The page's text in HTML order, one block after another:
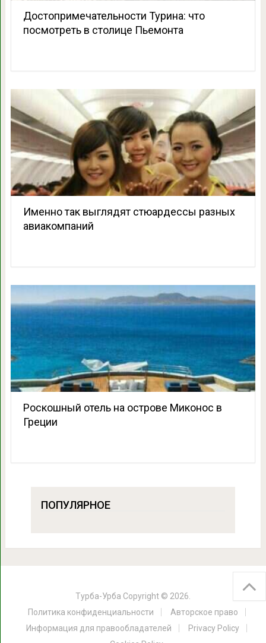
Достопримечательности Турина: что
посмотреть в столице Пьемонта
Именно так выглядят стюардессы разных
авиакомпаний
Роскошный отель на острове Миконос в
Греции
ПОПУЛЯРНОЕ
Турба-Урба Copyright © 2026.
Политика конфиденциальности
Авторское право
Информация для правообладателей
Privacy Policy